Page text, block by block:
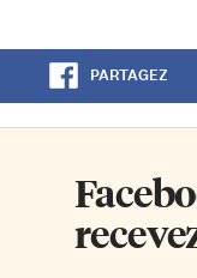
PARTAGEZ